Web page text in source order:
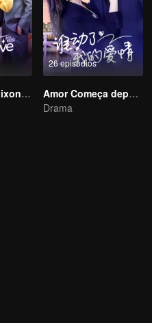
Por Favor, Apaixone-se
26 episódios
Amor Começa depois do Divórcio
Drama